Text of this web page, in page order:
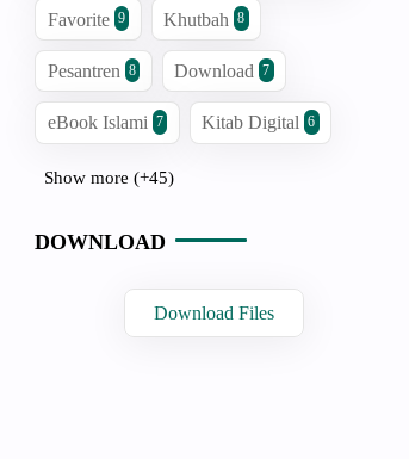
Favorite 9 Khutbah 8
Pesantren 8 Download 7
eBook Islami 7 Kitab Digital 6
Show more (+45)
DOWNLOAD
Download Files